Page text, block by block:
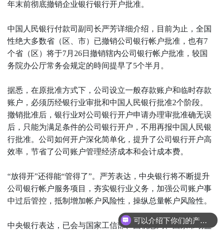
年末前彻底撤销企业银行银行开户批准。
中国人民银行付款司副司长严芳详细介绍，目前为止，全国
性绝大多数省（区、市）已撤销公司银行帐户批准，也有7
个省（区）将于7月26日撤销辖内公司银行帐户批准，较国
务院办公厅常务会规定的時间提早了5个半月。
据悉，在原批准方式下，公司设立一般存款账户和临时存款
账户，必须历经银行业审批和中国人民银行批准2个阶段。
撤销批准后，银行业对公司银行开户申请办理审批准确无误
后，只能为满足条件的公司银行开户，不用再报中国人民银
行批准。公司如何开户深化简单化，提升了公司银行开户高
效率，节省了公司账户管理经济成本和会计成本费。
“放得开”还得能“管得了”。严芳表达，中央银行将不断提升
公司银行帐户服务项目，夯实银行业义务，加强公司账户事
中过后管控，抵制增加帐户风险性，操纵总量帐户风险性。
中央银行表达，已会与国家工信部、国税总局、國家市场监
可以介绍下你们的产品么